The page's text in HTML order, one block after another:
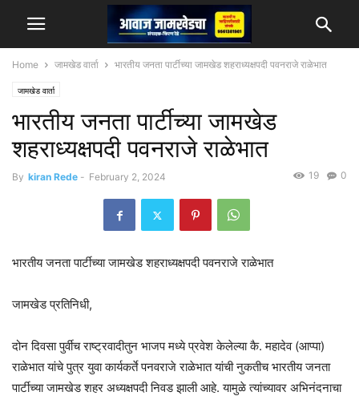
Home जामखेड वार्ता भारतीय जनता पार्टीच्या जामखेड शहराध्यक्षपदी पवनराजे राळेभात
जामखेड वार्ता
भारतीय जनता पार्टीच्या जामखेड
शहराध्यक्षपदी पवनराजे राळेभात
By kiran Rede - February 2, 2024 0
19
भारतीय जनता पार्टीच्या जामखेड शहराध्यक्षपदी पवनराजे राळेभात
जामखेड प्रतिनिधी,
दोन दिवसा पुर्वीच राष्ट्रवादीतुन भाजप मध्ये प्रवेश केलेल्या कै. महादेव (आप्पा)
राळेभात यांचे पुत्र युवा कार्यकर्ते पनवराजे राळेभात यांची नुकतीच भारतीय जनता
पार्टीच्या जामखेड शहर अध्यक्षपदी निवड झाली आहे. यामुळे त्यांच्यावर अभिनंदनाचा